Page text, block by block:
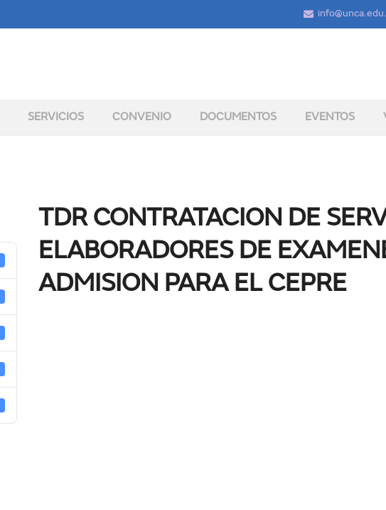
SERVICIOS CONVENIO DOCUMENTOS EVENTOS
TDR CONTRATACION DE
ELABORADORES DE
ADMISION PARA EL CEPRE